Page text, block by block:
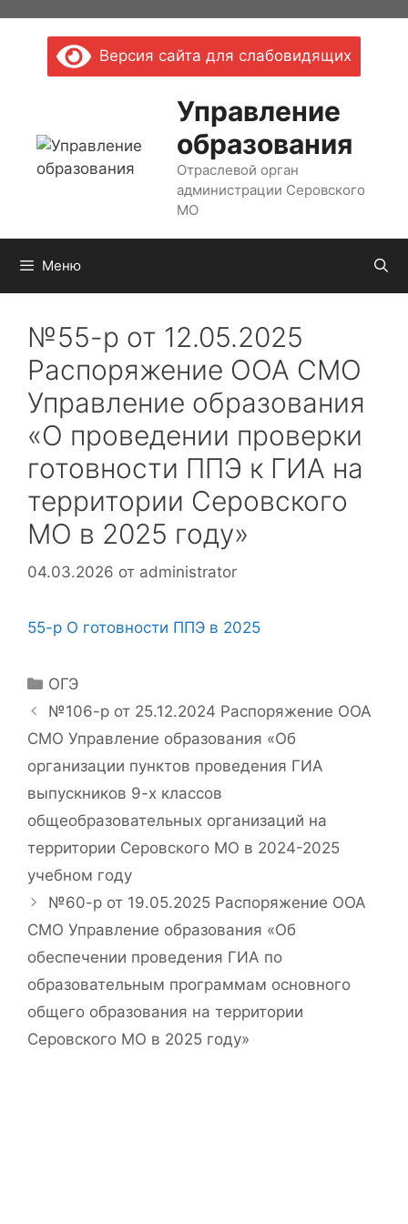
содержимомуВерсия сайта для слабовидящих
Управление
образования
Отраслевой орган
администрации Серовского
МО
Меню
№55-р от 12.05.2025
Распоряжение ООА СМО
Управление образования
«О проведении проверки
готовности ППЭ к ГИА на
территории Серовского
МО в 2025 году»
04.03.2026 от administrator
55-р О готовности ППЭ в 2025
Рубрики
ОГЭ
№106-р от 25.12.2024 Распоряжение ООА
СМО Управление образования «Об
организации пунктов проведения ГИА
выпускников 9-х классов
общеобразовательных организаций на
территории Серовского МО в 2024-2025
учебном году
№60-р от 19.05.2025 Распоряжение ООА
СМО Управление образования «Об
обеспечении проведения ГИА по
образовательным программам основного
общего образования на территории
Серовского МО в 2025 году»